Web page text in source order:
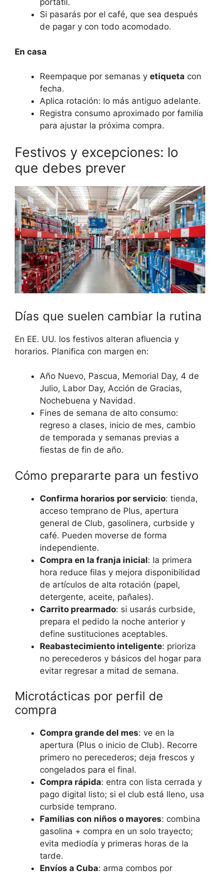
portátil.
Si pasarás por el café, que sea después
de pagar y con todo acomodado.
En casa
Reempaque por semanas y etiqueta con
fecha.
Aplica rotación: lo más antiguo adelante.
Registra consumo aproximado por familia
para ajustar la próxima compra.
Festivos y excepciones: lo
que debes prever
Días que suelen cambiar la rutina
En EE. UU. los festivos alteran afluencia y
horarios. Planifica con margen en:
Año Nuevo, Pascua, Memorial Day, 4 de
Julio, Labor Day, Acción de Gracias,
Nochebuena y Navidad.
Fines de semana de alto consumo:
regreso a clases, inicio de mes, cambio
de temporada y semanas previas a
fiestas de fin de año.
Cómo prepararte para un festivo
Confirma horarios por servicio: tienda,
acceso temprano de Plus, apertura
general de Club, gasolinera, curbside y
café. Pueden moverse de forma
independiente.
Compra en la franja inicial: la primera
hora reduce filas y mejora disponibilidad
de artículos de alta rotación (papel,
detergente, aceite, pañales).
Carrito prearmado: si usarás curbside,
prepara el pedido la noche anterior y
define sustituciones aceptables.
Reabastecimiento inteligente: prioriza
no perecederos y básicos del hogar para
evitar regresar a mitad de semana.
Microtácticas por perfil de
compra
Compra grande del mes: ve en la
apertura (Plus o inicio de Club). Recorre
primero no perecederos; deja frescos y
congelados para el final.
Compra rápida: entra con lista cerrada y
pago digital listo; si el club está lleno, usa
curbside temprano.
Familias con niños o mayores: combina
gasolina + compra en un solo trayecto;
evita mediodía y primeras horas de la
tarde.
Envíos a Cuba: arma combos por